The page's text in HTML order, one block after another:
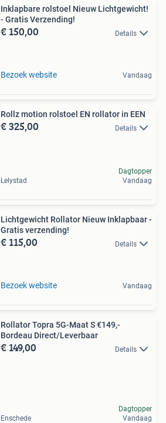
Inklapbare rolstoel Nieuw Lichtgewicht!
- Gratis Verzending!
€ 150,00 Details
Bezoek website Vandaag
Rollz motion rolstoel EN rollator in EEN
€ 325,00 Details
Lelystad
Dagtopper
Vandaag
Lichtgewicht Rollator Nieuw Inklapbaar -
Gratis verzending!
€ 115,00 Details
Bezoek website Vandaag
Rollator Topra 5G-Maat S €149,-
Bordeau Direct/Leverbaar
€ 149,00 Details
Enschede
Dagtopper
Vandaag